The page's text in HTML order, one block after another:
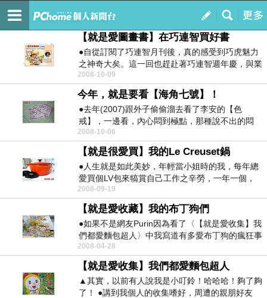
我的
訂閱
思娃若的秘密日記
【就是愛圖畫書】在巧連智買好書
●自從訂閱了巧連智月刊後，真的感受到巧虎魅力
之神奇大矣。這一回也趕赴著巧連智週年慶，與業
務詳談後，她...
2008-10-09
今年，就是要看【海角七號】！
●去年(2007)跟外子偷偷溜去看了李安的【色
戒】，一邊看，內心悶到極點，那種說不出的悶
感，讓我靜靜...
2008-10-06
【就是很愛買】我的Le Creuset鍋
●人生就是如此美妙，年輕當小姐時的我，每年總
愛買個LV包來犒賞自己工作之辛勞，一年一個，
就算是小小的...
2008-09-19
【就是愛收藏】我的布丁狗們
●如果不是網友Purin因為看了〈【就是愛收集】我
們都愛麵包超人〉中我寫道有多愛布丁狗的瘋狂事
蹟，我...
2008-04-28
【就是愛收集】我們都愛麵包超人
▲其實，以前有人說我是小叮鈴！哈哈哈！夠了夠
了！ ●講到我個人的收集嗜好，周遭的親朋好友